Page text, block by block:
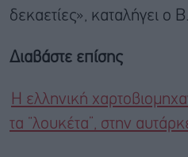
δεκαετίες», καταλήγει ο
Διαβάστε επίσης
Η ελληνική
τα “λουκέτα”, στην